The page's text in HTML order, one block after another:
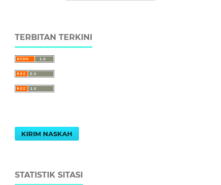
TERBITAN TERKINI
KIRIM NASKAH
STATISTIK SITASI